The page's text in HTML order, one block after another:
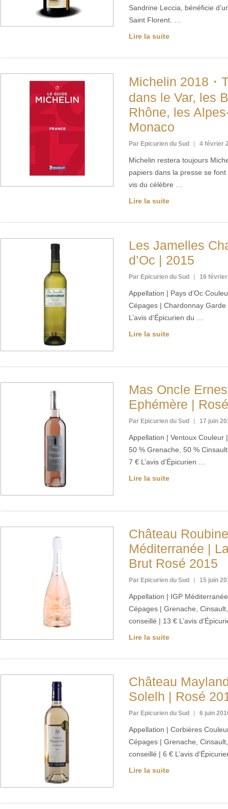
Sandrine Leccia, bénéficie
Saint Florent. …
Lire la suite
Michelin 2018・
dans le Var, les
Rhône, les
Monaco
Par Epicurien du Sud 4 février
Michelin restera toujours
papiers dans la presse se
vis du célèbre …
Lire la suite
Les Jamelles
d’Oc | 2015
Par Epicurien du Sud 16
Appellation | Pays d’Oc
Cépages | Chardonnay
L’avis d’Épicurien du …
Lire la suite
Mas Oncle
Ephémère |
Par Epicurien du Sud 17 juin
Appellation | Ventoux Couleur
50 % Grenache, 50 %
7 € L’avis d’Épicurien …
Lire la suite
Château
Méditerranée |
Brut Rosé 2015
Par Epicurien du Sud 15 juin
Appellation | IGP
Cépages | Grenache,
conseillé | 13 € L’avis
Lire la suite
Château
Solelh | Rosé
Par Epicurien du Sud 6 juin
Appellation | Corbières
Cépages | Grenache,
conseillé | 6 € L’avis
Lire la suite